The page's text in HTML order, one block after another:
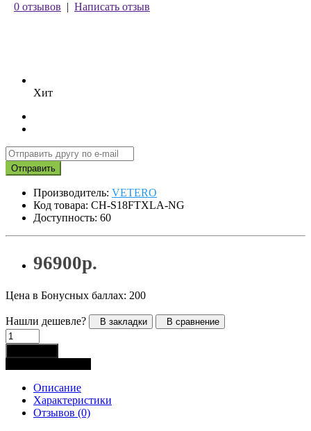
0 отзывов | Написать отзыв
Хит
Отправить
Производитель: VETERO
Код товара: CH-S18FTXLA-NG
Доступность: 60
96900р.
Цена в Бонусных баллах: 200
Нашли дешевле? В закладки В сравнение
Описание
Характеристики
Отзывов (0)